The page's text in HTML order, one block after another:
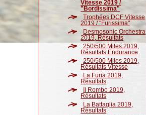
Vitesse 2019 /
"Bordissima"
Trophées DCF Vitesse
2019 / "Furissima"
Desmosonic Orchestra
2019, Résultats
250/500 Miles 2019,
Résultats Endurance
250/500 Miles 2019,
Résultats Vitesse
La Furia 2019,
Résultats
Il Rombo 2019,
Résultats
La Battaglia 2019,
Résultats